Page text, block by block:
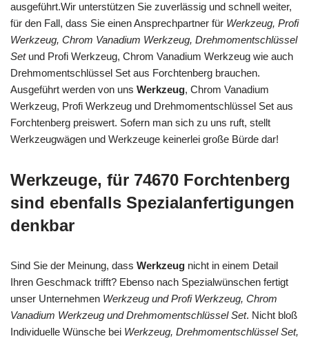
ausgeführt.Wir unterstützen Sie zuverlässig und schnell weiter,
für den Fall, dass Sie einen Ansprechpartner für Werkzeug, Profi
Werkzeug, Chrom Vanadium Werkzeug, Drehmomentschlüssel
Setund Profi Werkzeug, Chrom Vanadium Werkzeug wie auch
Drehmomentschlüssel Set aus Forchtenberg brauchen.
Ausgeführt werden von uns Werkzeug, Chrom Vanadium
Werkzeug, Profi Werkzeug und Drehmomentschlüssel Set aus
Forchtenberg preiswert. Sofern man sich zu uns ruft, stellt
Werkzeugwägen und Werkzeuge keinerlei große Bürde dar!
Werkzeuge, für 74670 Forchtenberg
sind ebenfalls Spezialanfertigungen
denkbar
Sind Sie der Meinung, dass Werkzeug nicht in einem Detail
Ihren Geschmack trifft? Ebenso nach Spezialwünschen fertigt
unser Unternehmen Werkzeug und Profi Werkzeug, Chrom
Vanadium Werkzeug und Drehmomentschlüssel Set. Nicht bloß
Individuelle Wünsche bei Werkzeug, Drehmomentschlüssel Set,